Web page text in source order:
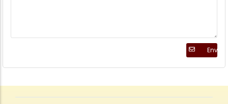
Enviar